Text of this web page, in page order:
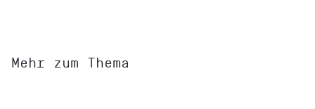
Mehr zum Thema